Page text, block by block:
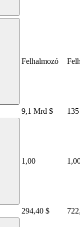
Felhalmozó
9,1 Mrd $
1,00
294,40 $